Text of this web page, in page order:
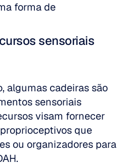
forma de
sensoriais
algumas cadeiras são
sensoriais
visam fornecer
que
ou organizadores para